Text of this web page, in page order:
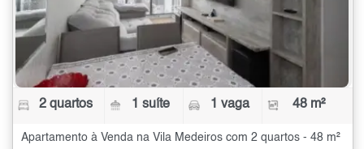
2 quartos 1 suíte 1 vaga 48 m²
Apartamento à Venda na Vila Medeiros com 2 quartos - 48 m²